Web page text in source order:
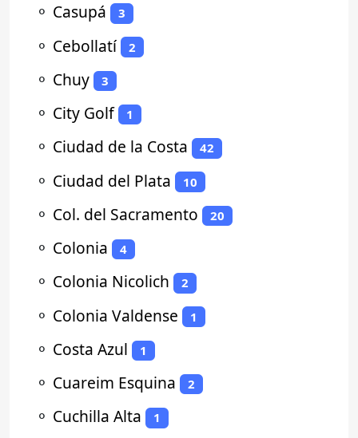
⚬ Casupá 3
⚬ Cebollatí 2
⚬ Chuy 3
⚬ City Golf 1
⚬ Ciudad de la Costa 42
⚬ Ciudad del Plata 10
⚬ Col. del Sacramento 20
⚬ Colonia 4
⚬ Colonia Nicolich 2
⚬ Colonia Valdense 1
⚬ Costa Azul 1
⚬ Cuareim Esquina 2
⚬ Cuchilla Alta 1